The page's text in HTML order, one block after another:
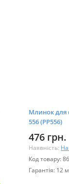
Млинок для
556 (PP556)
476 грн.
Наявність: На
Код товару:
Гарантія: 12